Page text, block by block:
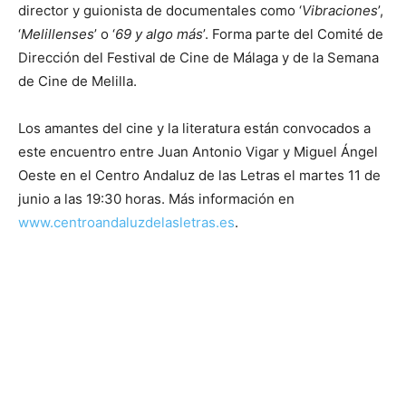
director y guionista de documentales como ‘Vibraciones’,
‘Melillenses’ o ‘69 y algo más’. Forma parte del Comité de
Dirección del Festival de Cine de Málaga y de la Semana
de Cine de Melilla.
Los amantes del cine y la literatura están convocados a
este encuentro entre Juan Antonio Vigar y Miguel Ángel
Oeste en el Centro Andaluz de las Letras el martes 11 de
junio a las 19:30 horas. Más información en
www.centroandaluzdelasletras.es.